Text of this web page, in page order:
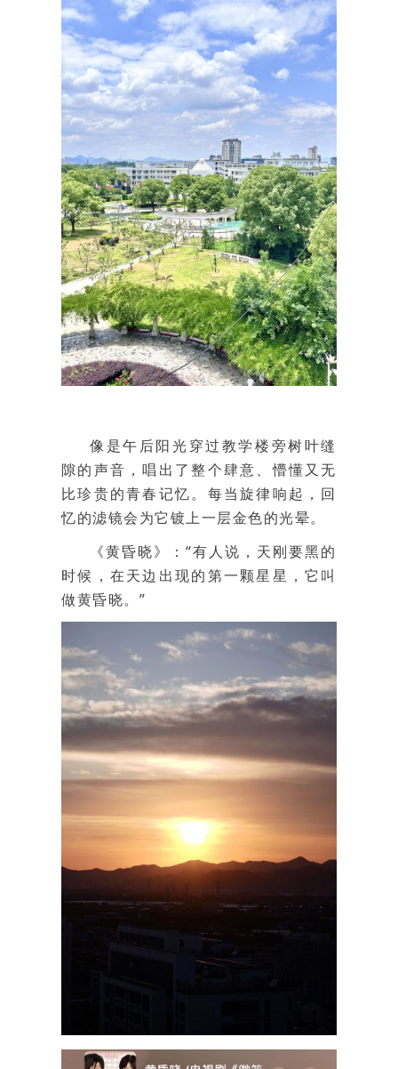
像是午后阳光穿过教学楼旁树叶缝
隙的声音，唱出了整个肆意、懵懂又无
比珍贵的青春记忆。每当旋律响起，回
忆的滤镜会为它镀上一层金色的光晕。
《黄昏晓》：“有人说，天刚要黑的
时候，在天边出现的第一颗星星，它叫
做黄昏晓。”